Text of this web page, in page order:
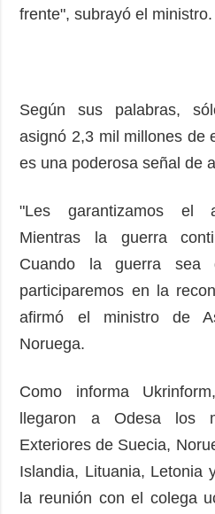
frente", subrayó el ministro.
Según sus palabras,
asignó 2,3 mil millones de
es una poderosa señal de
"Les garantizamos el
Mientras la guerra
Cuando la guerra sea
participaremos en la
afirmó el ministro de
Noruega.
Como informa
llegaron a Odesa los
Exteriores de Suecia,
Islandia, Lituania, Letonia
la reunión con el colega